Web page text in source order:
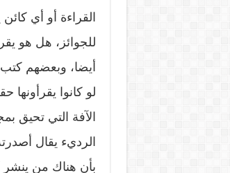
القراءة أو أي
للجوائز، هل هو
أيضا، وبعضهم
لو كانوا يقرأونها
الآفة التي تحيق
الرديء يقال
بأن هناك من ينشر